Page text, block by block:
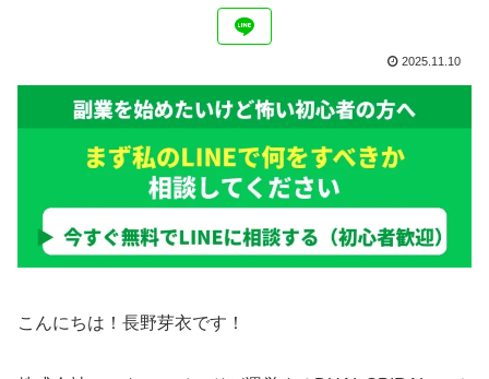
2025.11.10
こんにちは！長野芽衣です！